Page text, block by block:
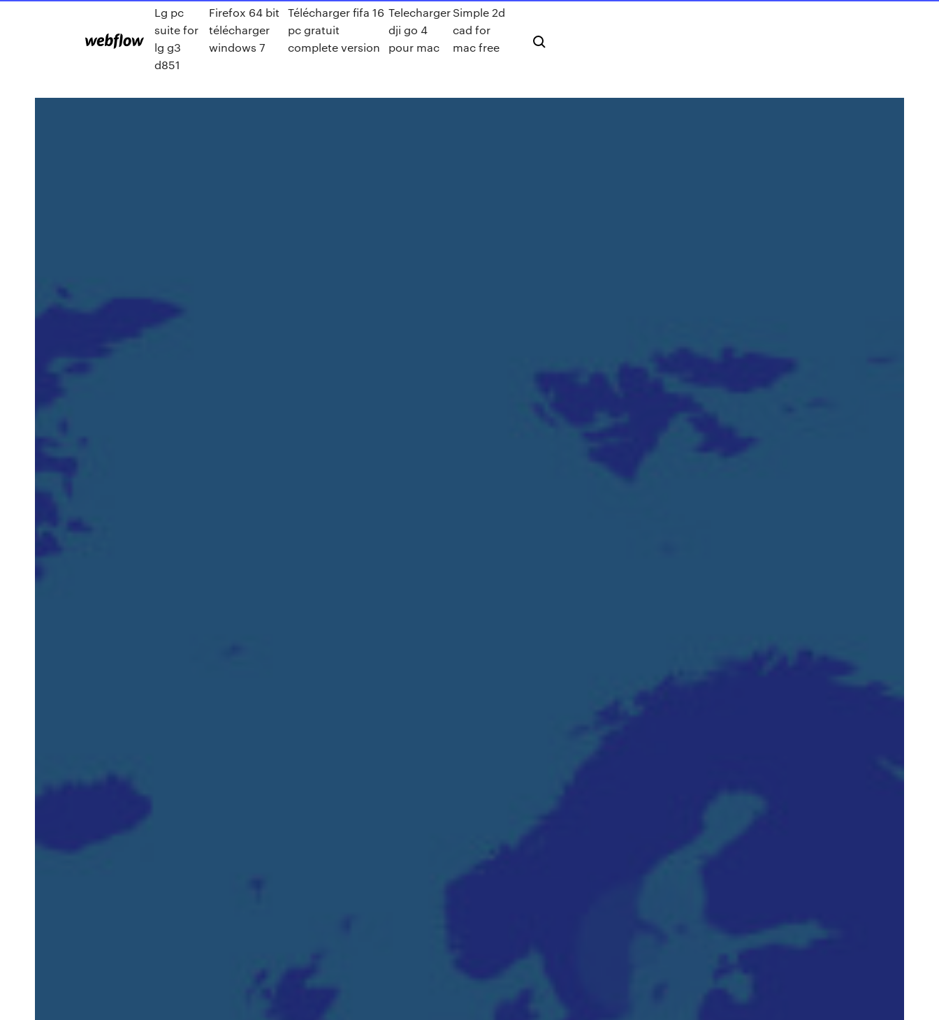
Lg pc
suite for
lg g3
d851
Firefox 64 bit
télécharger
windows 7
Télécharger fifa 16
pc gratuit
complete version
Telecharger
dji go 4
pour mac
Simple 2d
cad for
mac free